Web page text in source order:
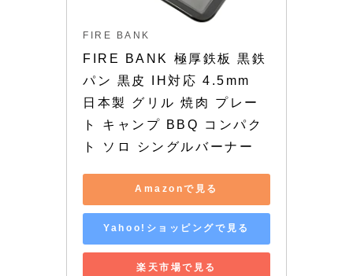
FIRE BANK
FIRE BANK 極厚鉄板 黒鉄
パン 黒皮 IH対応 4.5mm
日本製 グリル 焼肉 プレー
ト キャンプ BBQ コンパク
ト ソロ シングルバーナー
Amazonで見る
Yahoo!ショッピングで見る
楽天市場で見る